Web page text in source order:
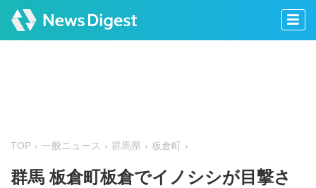
TOP 一般ニュース 群馬県 板倉町
群馬 板倉町板倉でイノシシが目撃さ